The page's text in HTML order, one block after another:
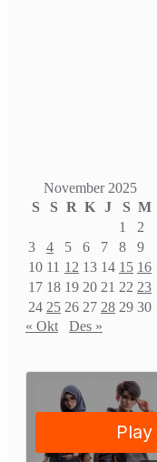
November 2025
S
S R K J S M
1
2
3
4 5 6 7 8
9
10 11 12 13 14 15 16
17 18 19 20 21 22 23
24 25 26 27 28 29 30
« Okt
Des »